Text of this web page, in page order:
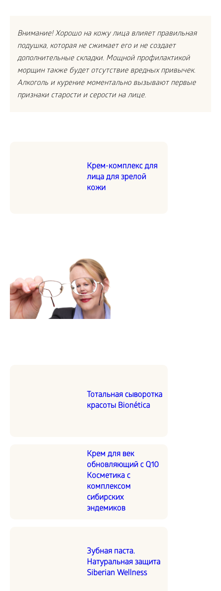
Внимание! Хорошо на кожу лица влияет правильная
подушка, которая не сжимает его и не создает
дополнительные складки. Мощной профилактикой
морщин также будет отсутствие вредных привычек.
Алкоголь и курение моментально вызывают первые
признаки старости и серости на лице.
Крем-комплекс для
лица для зрелой
кожи
Тотальная сыворотка
красоты Bionética
Крем для век
обновляющий с Q10
Косметика с
комплексом
сибирских
эндемиков
Зубная паста.
Натуральная защита
Siberian Wellness